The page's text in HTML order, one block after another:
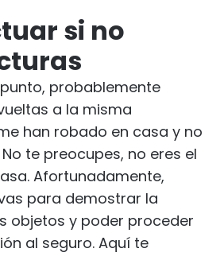
si no
probablemente
a la misma
han robado en casa y no
te preocupes, no eres el
Afortunadamente,
para demostrar la
objetos y poder proceder
al seguro. Aquí te